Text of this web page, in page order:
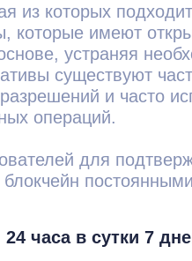
из которых
которые имеют
устраняя
существуют
и часто
операций.
для
блокчейн
часа в сутки 7